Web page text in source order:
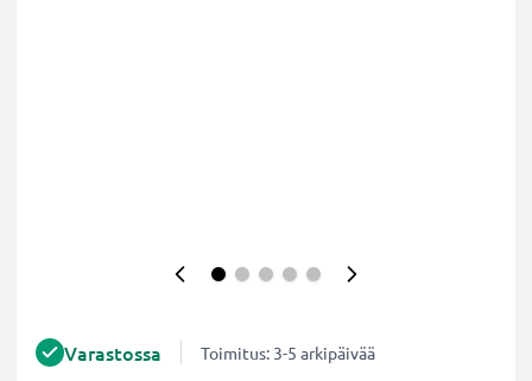
Varastossa Toimitus: 3-5 arkipäivää